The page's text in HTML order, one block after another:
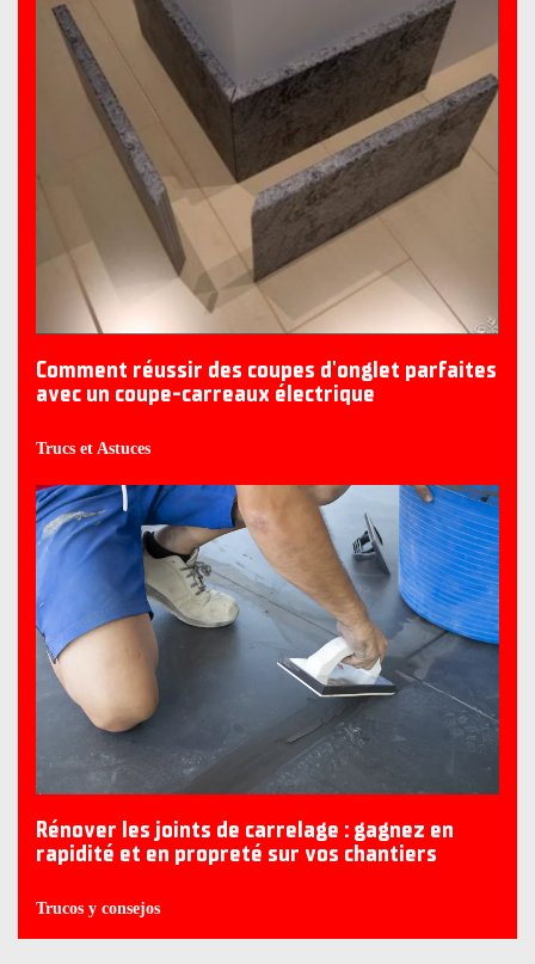
Comment réussir des coupes d'onglet parfaites
avec un coupe-carreaux électrique
Trucs et Astuces
Rénover les joints de carrelage : gagnez en
rapidité et en propreté sur vos chantiers
Trucos y consejos